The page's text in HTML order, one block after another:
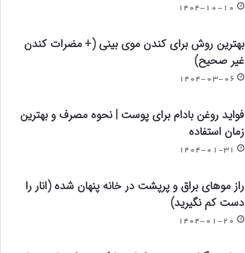
۱۴۰۴-۱۰-۱۰
بهترین روش برای کندن موی بینی (+ مضرات کندن
غیر صحیح)
۱۴۰۴-۰۳-۰۶
فواید روغن بادام برای پوست | نحوه مصرف و بهترین
زمان استفاده
۱۴۰۴-۰۱-۳۱
راز موهای براق و پرپشت در خانه پنهان شده (انار را
دست کم نگیرید)
۱۴۰۴-۰۱-۲۰